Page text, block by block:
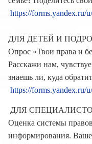
https://forms.yandex.ru/
ДЛЯ ДЕТЕЙ И
Опрос «Твои права и
Расскажи нам,
знаешь ли, куда
https://forms.yandex.ru/
ДЛЯ СПЕЦИАЛИСТОВ
Оценка системы
информирования.